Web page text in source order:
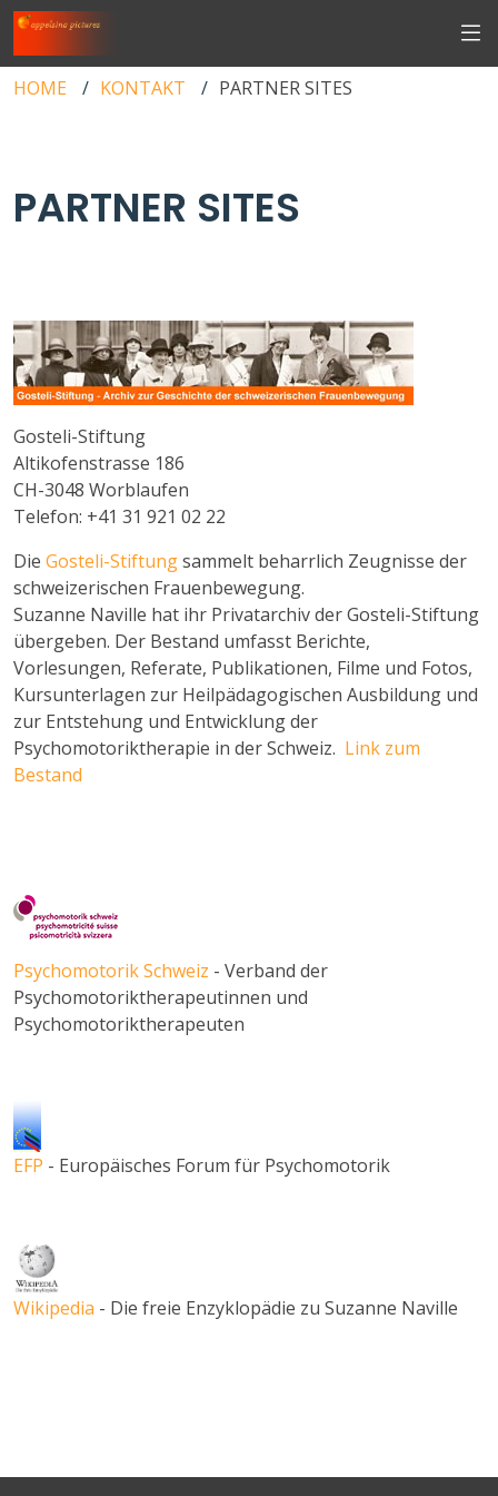
HOME KONTAKT PARTNER SITES
PARTNER SITES
Gosteli-Stiftung
Altikofenstrasse 186
CH-3048 Worblaufen
Telefon: +41 31 921 02 22
Die Gosteli-Stiftungsammelt beharrlich Zeugnisse der
schweizerischen Frauenbewegung.
Suzanne Naville hat ihr Privatarchiv der Gosteli-Stiftung
übergeben. Der Bestand umfasst Berichte,
Vorlesungen, Referate, Publikationen, Filme und Fotos,
Kursunterlagen zur Heilpädagogischen Ausbildung und
zur Entstehung und Entwicklung der
Psychomotoriktherapie in der Schweiz. Link zum
Bestand
Psychomotorik Schweiz - Verband der
Psychomotoriktherapeutinnen und
Psychomotoriktherapeuten
EFP - Europäisches Forum für Psychomotorik
Wikipedia - Die freie Enzyklopädie zu Suzanne Naville